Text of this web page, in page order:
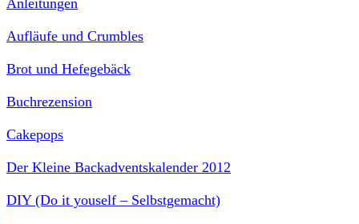
Anleitungen
Aufläufe und Crumbles
Brot und Hefegebäck
Buchrezension
Cakepops
Der Kleine Backadventskalender 2012
DIY (Do it youself – Selbstgemacht)